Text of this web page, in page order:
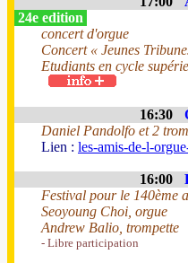
24e edition
concert d'orgue
Concert « Jeunes
Etudiants en cycle
16:30
Daniel Pandolfo et 2
Lien : les-amis-de-l-
16:00
Festival pour le 140ème
Seoyoung Choi, orgue
Andrew Balio, trompette
- Libre participation